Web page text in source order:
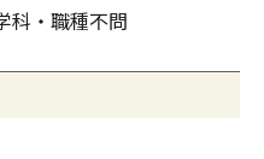
科・職種不問